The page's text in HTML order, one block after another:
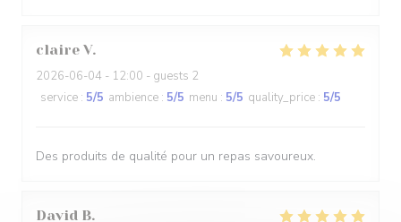
claire V
2026-06-04 - 12:00 - guests 2
service : 5/5 ambience : 5/5 menu : 5/5 quality_price : 5/5
Des produits de qualité pour un repas savoureux.
David B